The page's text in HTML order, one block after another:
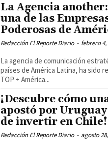
La Agencia
una de las
Poderosas de
Redacción El Reporte Diario - febrero 4,
La agencia de comunicación
países de América Latina, ha sido
TOP + América...
¡Descubre cómo
apostó por
de invertir en Chile!
Redacción El Reporte Diario - agosto